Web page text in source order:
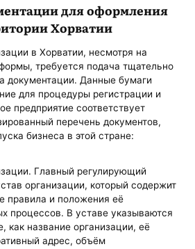
для оформления
Хорватии
в Хорватии, несмотря на
требуется подача тщательно
документации. Данные бумаги
для процедуры регистрации и
предприятие соответствует
перечень документов,
бизнеса в этой стране:
Главный регулирующий
организации, который содержит
правила и положения её
процессов. В уставе указываются
как название организации, её
адрес, объём